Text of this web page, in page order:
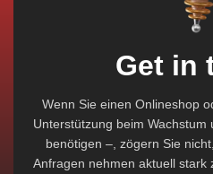
Get in
Wenn Sie einen Onlineshop
Unterstützung beim
benötigen –, zögern Sie
Anfragen nehmen aktuell stark